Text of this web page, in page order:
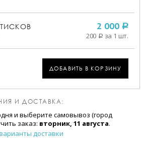
2 000 a
200 a за 1 шт.
ДОБАВИТЬ В КОРЗИНУ
И ДОСТАВКА:
и выберите самовывоз (город
заказ: вторник, 11 августа.
доставки